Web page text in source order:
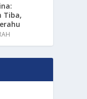
Tiba,